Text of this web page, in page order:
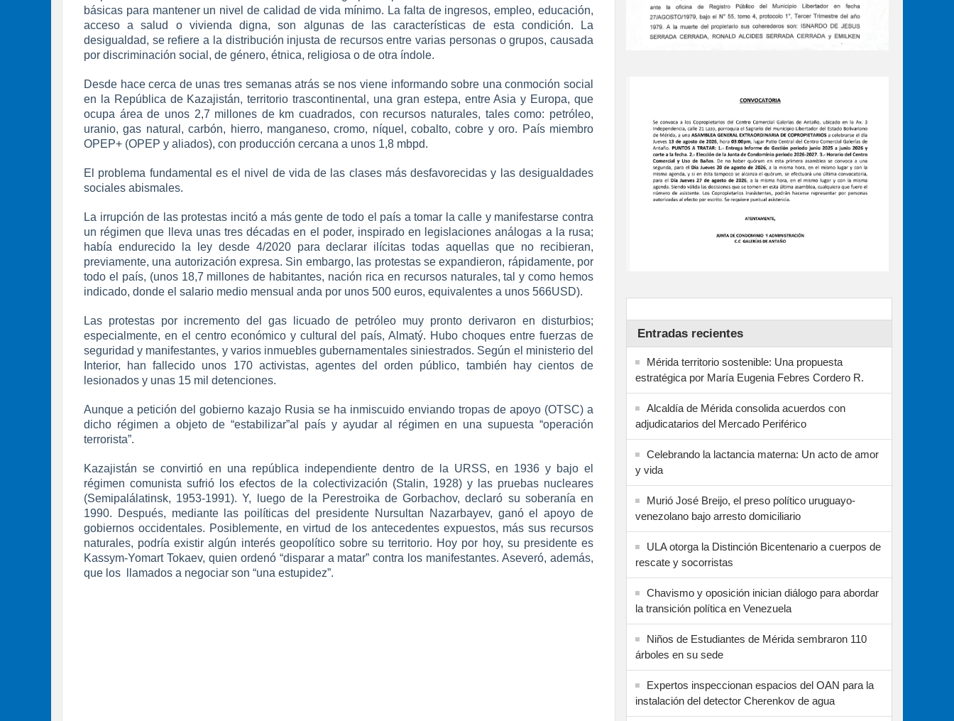
básicas para mantener un nivel de calidad de vida mínimo. La falta de ingresos, empleo, educación,
acceso a salud o vivienda digna, son algunas de las características de esta condición. La
desigualdad, se refiere a la distribución injusta de recursos entre varias personas o grupos, causada
por discriminación social, de género, étnica, religiosa o de otra índole.
Desde hace cerca de unas tres semanas atrás se nos viene informando sobre una conmoción social
en la República de Kazajistán, territorio trascontinental, una gran estepa, entre Asia y Europa, que
ocupa área de unos 2,7 millones de km cuadrados, con recursos naturales, tales como: petróleo,
uranio, gas natural, carbón, hierro, manganeso, cromo, níquel, cobalto, cobre y oro. País miembro
OPEP+ (OPEP y aliados), con producción cercana a unos 1,8 mbpd.
El problema fundamental es el nivel de vida de las clases más desfavorecidas y las desigualdades
sociales abismales.
La irrupción de las protestas incitó a más gente de todo el país a tomar la calle y manifestarse contra
un régimen que lleva unas tres décadas en el poder, inspirado en legislaciones análogas a la rusa;
había endurecido la ley desde 4/2020 para declarar ilícitas todas aquellas que no recibieran,
previamente, una autorización expresa. Sin embargo, las protestas se expandieron, rápidamente, por
todo el país, (unos 18,7 millones de habitantes, nación rica en recursos naturales, tal y como hemos
indicado, donde el salario medio mensual anda por unos 500 euros, equivalentes a unos 566USD).
Las protestas por incremento del gas licuado de petróleo muy pronto derivaron en disturbios;
especialmente, en el centro económico y cultural del país, Almatý. Hubo choques entre fuerzas de
seguridad y manifestantes, y varios inmuebles gubernamentales siniestrados. Según el ministerio del
Interior, han fallecido unos 170 activistas, agentes del orden público, también hay cientos de
lesionados y unas 15 mil detenciones.
Aunque a petición del gobierno kazajo Rusia se ha inmiscuido enviando tropas de apoyo (OTSC) a
dicho régimen a objeto de “estabilizar”al país y ayudar al régimen en una supuesta “operación
terrorista”.
Kazajistán se convirtió en una república independiente dentro de la URSS, en 1936 y bajo el
régimen comunista sufrió los efectos de la colectivización (Stalin, 1928) y las pruebas nucleares
(Semipalálatinsk, 1953-1991). Y, luego de la Perestroika de Gorbachov, declaró su soberanía en
1990. Después, mediante las poilíticas del presidente Nursultan Nazarbayev, ganó el apoyo de
gobiernos occidentales. Posiblemente, en virtud de los antecedentes expuestos, más sus recursos
naturales, podría existir algún interés geopolítico sobre su territorio. Hoy por hoy, su presidente es
Kassym-Yomart Tokaev, quien ordenó “disparar a matar” contra los manifestantes. Aseveró, además,
que los llamados a negociar son “una estupidez”.
Entradas recientes
Mérida territorio sostenible: Una propuesta
estratégica por María Eugenia Febres Cordero R.
Alcaldía de Mérida consolida acuerdos con
adjudicatarios del Mercado Periférico
Celebrando la lactancia materna: Un acto de amor
y vida
Murió José Breijo, el preso político uruguayo-
venezolano bajo arresto domiciliario
ULA otorga la Distinción Bicentenario a cuerpos de
rescate y socorristas
Chavismo y oposición inician diálogo para abordar
la transición política en Venezuela
Niños de Estudiantes de Mérida sembraron 110
árboles en su sede
Expertos inspeccionan espacios del OAN para la
instalación del detector Cherenkov de agua